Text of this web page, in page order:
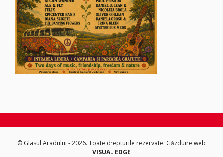
© Glasul Aradului - 2026. Toate drepturile rezervate. Găzduire web
VISUAL EDGE